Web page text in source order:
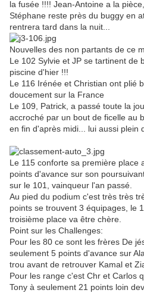
la fusée !!!! Jean-Antoine a la
Stéphane reste près du buggy en
rentrera tard dans la nuit...
Nouvelles des non partants de ce
Le 102 Sylvie et JP se tartinent de
piscine d'hier !!!
Le 116 Irénée et Christian ont plié
doucement sur la France
Le 109, Patrick, a passé toute la
accroché par un bout de ficelle au
en fin d'après midi... lui aussi plein
Le 115 conforte sa première place
points d'avance sur son
sur le 101, vainqueur l'an passé.
Au pied du podium c'est très très
points se trouvent 3 équipages, le
troisième place va être chère.
Point sur les Challenges:
Pour les 80 ce sont les frères De
seulement 5 points d'avance sur
trou avant de retrouver Kamal et
Pour les range c'est Chr et Carlos
Tony à seulement 21 points loin